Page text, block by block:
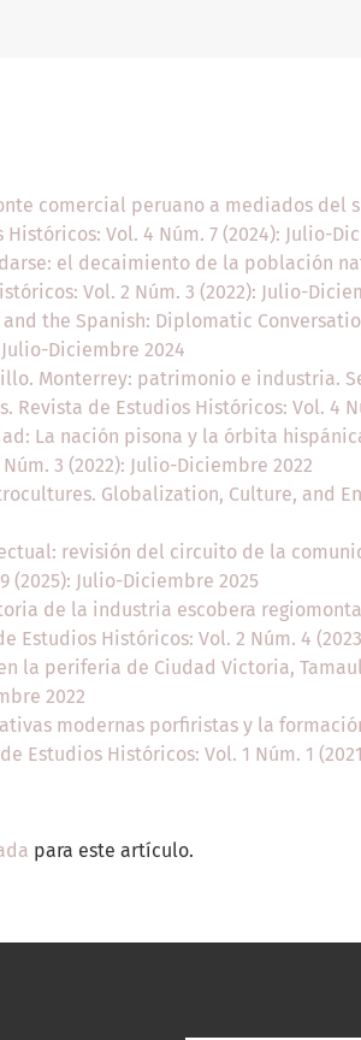
comercial peruano a mediados del
Vol. 4 Núm. 7 (2024): Julio-
el decaimiento de la población
Vol. 2 Núm. 3 (2022): Julio-
the Spanish: Diplomatic
Diciembre 2024
Monterrey: patrimonio e industria.
Revista de Estudios Históricos: Vol. 4
La nación pisona y la órbita
3 (2022): Julio-Diciembre 2022
Globalization, Culture, and
revisión del circuito de la
(2025): Julio-Diciembre 2025
de la industria escobera
Estudios Históricos: Vol. 2 Núm. 4
la periferia de Ciudad Victoria,
2022
modernas porfiristas y la
Estudios Históricos: Vol. 1 Núm. 1
para este artículo.